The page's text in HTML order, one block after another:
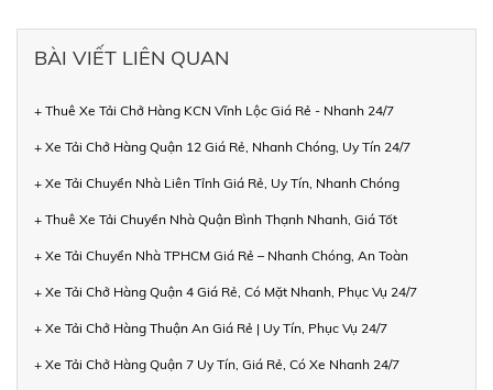
BÀI VIẾT LIÊN QUAN
+ Thuê Xe Tải Chở Hàng KCN Vĩnh Lộc Giá Rẻ - Nhanh 24/7
+ Xe Tải Chở Hàng Quận 12 Giá Rẻ, Nhanh Chóng, Uy Tín 24/7
+ Xe Tải Chuyển Nhà Liên Tỉnh Giá Rẻ, Uy Tín, Nhanh Chóng
+ Thuê Xe Tải Chuyển Nhà Quận Bình Thạnh Nhanh, Giá Tốt
+ Xe Tải Chuyển Nhà TPHCM Giá Rẻ – Nhanh Chóng, An Toàn
+ Xe Tải Chở Hàng Quận 4 Giá Rẻ, Có Mặt Nhanh, Phục Vụ 24/7
+ Xe Tải Chở Hàng Thuận An Giá Rẻ | Uy Tín, Phục Vụ 24/7
+ Xe Tải Chở Hàng Quận 7 Uy Tín, Giá Rẻ, Có Xe Nhanh 24/7